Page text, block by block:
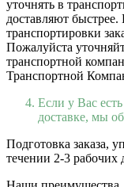
уточнять в
доставляют
транспортировки
Пожалуйста
транспортной
Транспортной
Если у Вас
доставке, мы
Подготовка заказа,
течении 2-3 рабочих